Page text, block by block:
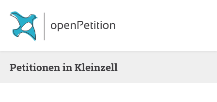
Petitionen in Kleinzell